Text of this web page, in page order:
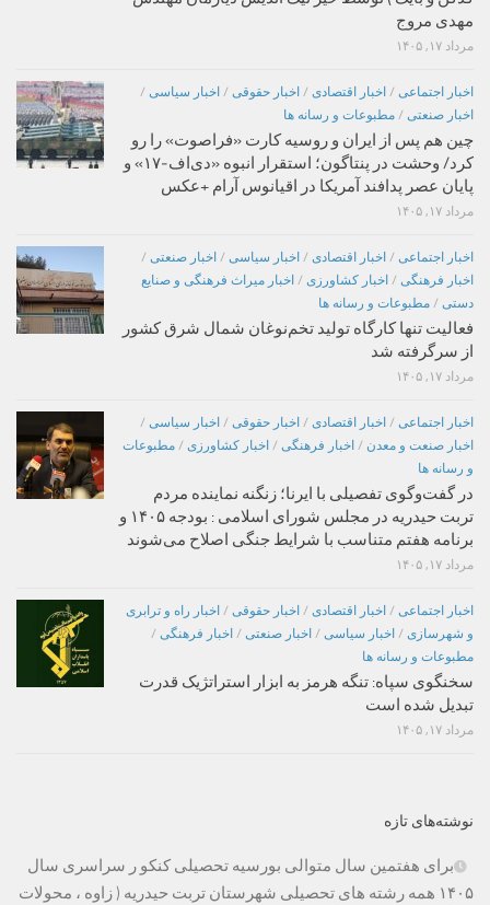
مهدی مروج
مرداد ۱۷, ۱۴۰۵
اخبار اجتماعی / اخبار اقتصادی / اخبار حقوقی / اخبار سیاسی /
اخبار صنعتی / مطبوعات و رسانه ها
چین هم پس از ایران و روسیه کارت «فراصوت» را رو
کرد/ وحشت در پنتاگون؛ استقرار انبوه «دی‌اف‑۱۷» و
پایان عصر پدافند آمریکا در اقیانوس آرام +عکس
مرداد ۱۷, ۱۴۰۵
اخبار اجتماعی / اخبار اقتصادی / اخبار سیاسی / اخبار صنعتی /
اخبار فرهنگی / اخبار کشاورزی / اخبار میراث فرهنگی و صنایع
دستی / مطبوعات و رسانه ها
فعالیت تنها کارگاه تولید تخم‌نوغان شمال شرق کشور
از سرگرفته شد
مرداد ۱۷, ۱۴۰۵
اخبار اجتماعی / اخبار اقتصادی / اخبار حقوقی / اخبار سیاسی /
اخبار صنعت و معدن / اخبار فرهنگی / اخبار کشاورزی / مطبوعات
و رسانه ها
در گفت‌وگوی تفصیلی با ایرنا؛ زنگنه نماینده مردم
تربت حیدریه در مجلس شورای اسلامی : بودجه ۱۴۰۵ و
برنامه هفتم متناسب با شرایط جنگی اصلاح می‌شوند
مرداد ۱۷, ۱۴۰۵
اخبار اجتماعی / اخبار اقتصادی / اخبار حقوقی / اخبار راه و ترابری
و شهرسازی / اخبار سیاسی / اخبار صنعتی / اخبار فرهنگی /
مطبوعات و رسانه ها
سخنگوی سپاه: تنگه هرمز به ابزار استراتژیک قدرت
تبدیل شده است
مرداد ۱۷, ۱۴۰۵
نوشته‌های تازه
برای هفتمین سال متوالی بورسیه تحصیلی کنکو ر سراسری سال
۱۴۰۵ همه رشته های تحصیلی شهرستان تربت حیدریه ( زاوه ، محولات